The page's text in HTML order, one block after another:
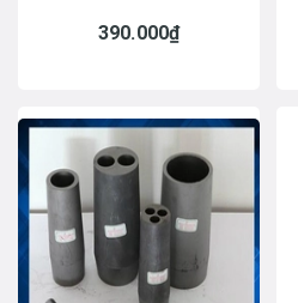
390.000₫